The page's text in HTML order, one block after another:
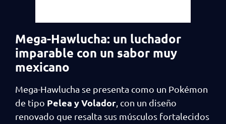
Mega-Hawlucha: un luchador
imparable con un sabor muy
mexicano
Mega-Hawlucha se presenta como un Pokémon
de tipo Pelea y Volador, con un diseño
renovado que resalta sus músculos fortalecidos